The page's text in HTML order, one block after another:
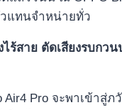
แทนจำหน่ายทั่ว
ร้สาย ตัดเสียงรบกว
Air4 Pro จะพาเข้าสู่ภ